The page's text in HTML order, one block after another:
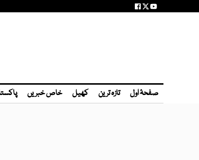
صفحۂ اول تازہ ترین کھیل خاص خبریں